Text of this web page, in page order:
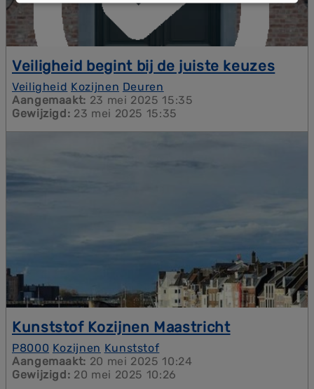
Veiligheid begint bij de juiste keuzes
BijSMEBO Kozijnen Kerkrade
voorop. Of het nu gaat om deuren of glas—wij
bieden oplossingen die inbraakpogingen vertragen,
Veiligheid Kozijnen Deuren
Aangemaakt: 23 mei 2025 15:35
Gewijzigd: 23 mei 2025 15:35
Kunststof Kozijnen Maastricht
Wil je jouw oude kozijnen vervangen door
onderhoudsvrije kunststof kozijnen? Kunststof
kozijnen Maastricht biedt de optimale oplossing.
P8000 Kozijnen Kunststof
Aangemaakt: 20 mei 2025 10:24
Gewijzigd: 20 mei 2025 10:26